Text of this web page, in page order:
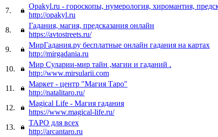
7.
Opakyl.ru - гороскопы, нумерология, хиромантия,
http://opakyl.ru
8.
Гадания, магия, предсказания онлайн
https://avtostreets.ru/
9.
МирГадания.ру бесплатные онлайн гадания на картах
http://mirgadania.ru
10.
Мир Суларии-мир тайн ,магии и гаданий .
http://www.mirsularii.com
11.
Маркет - центр "Магия Таро"
http://natalitaro.ru/
12.
Magical Life - Магия гадания
https://www.magical-life.ru/
13.
ТАРО для всех
http://arcantaro.ru